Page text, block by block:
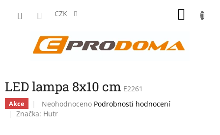
CZK
LED lampa 8x10 cm E2261
Akce
Průměrné
hodnocení
Neohodnoceno Podrobnosti hodnocení
Značka: Hutr